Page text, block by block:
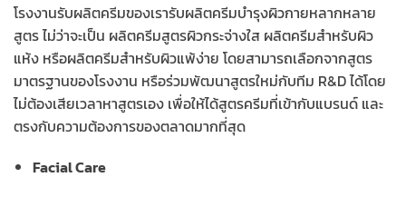
โรงงานรับผลิตครีมของเรารับผลิตครีมบำรุงผิวกายหลากหลาย
สูตร ไม่ว่าจะเป็น ผลิตครีมสูตรผิวกระจ่างใส ผลิตครีมสำหรับผิว
แห้ง หรือผลิตครีมสำหรับผิวแพ้ง่าย โดยสามารถเลือกจากสูตร
มาตรฐานของโรงงาน หรือร่วมพัฒนาสูตรใหม่กับทีม R&D ได้โดย
ไม่ต้องเสียเวลาหาสูตรเอง เพื่อให้ได้สูตรครีมที่เข้ากับแบรนด์ และ
ตรงกับความต้องการของตลาดมากที่สุด
Facial Care